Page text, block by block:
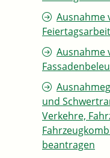
Ausnahme
Ausnahme
und
Verkehre,
beantragen